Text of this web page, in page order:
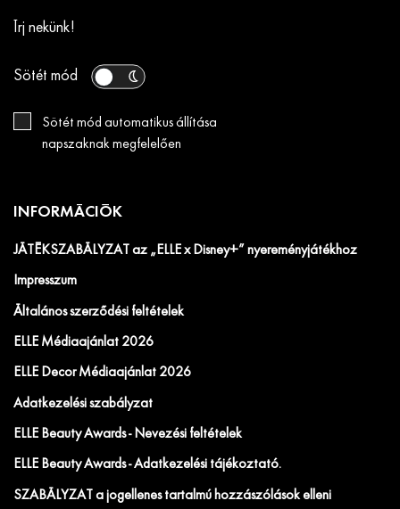
Írj nekünk!
Sötét mód
Sötét mód automatikus állítása
napszaknak megfelelően
INFORMÁCIÓK
JÁTÉKSZABÁLYZAT az „ELLE x Disney+” nyereményjátékhoz
Impresszum
Általános szerződési feltételek
ELLE Médiaajánlat 2026
ELLE Decor Médiaajánlat 2026
Adatkezelési szabályzat
ELLE Beauty Awards - Nevezési feltételek
ELLE Beauty Awards - Adatkezelési tájékoztató.
SZABÁLYZAT a jogellenes tartalmú hozzászólások elleni